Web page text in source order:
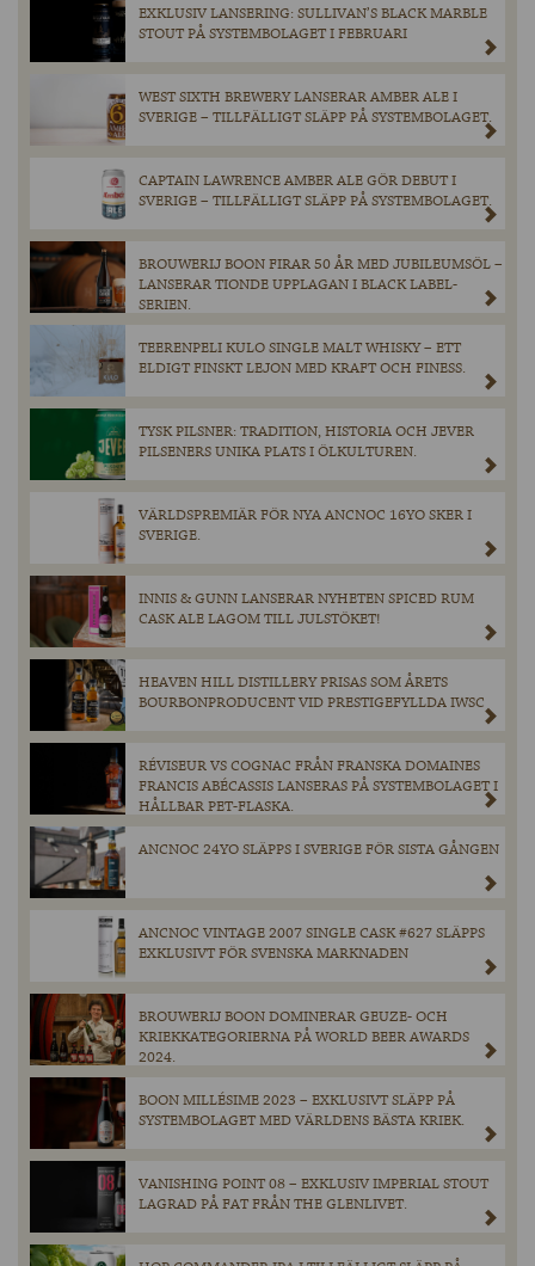
EXKLUSIV LANSERING: SULLIVAN’S BLACK MARBLE
STOUT PÅ SYSTEMBOLAGET I FEBRUARI
WEST SIXTH BREWERY LANSERAR AMBER ALE I
SVERIGE – TILLFÄLLIGT SLÄPP PÅ SYSTEMBOLAGET.
CAPTAIN LAWRENCE AMBER ALE GÖR DEBUT I
SVERIGE – TILLFÄLLIGT SLÄPP PÅ SYSTEMBOLAGET.
BROUWERIJ BOON FIRAR 50 ÅR MED JUBILEUMSÖL –
LANSERAR TIONDE UPPLAGAN I BLACK LABEL-
SERIEN.
TEERENPELI KULO SINGLE MALT WHISKY – ETT
ELDIGT FINSKT LEJON MED KRAFT OCH FINESS.
TYSK PILSNER: TRADITION, HISTORIA OCH JEVER
PILSENERS UNIKA PLATS I ÖLKULTUREN.
VÄRLDSPREMIÄR FÖR NYA ANCNOC 16YO SKER I
SVERIGE.
INNIS & GUNN LANSERAR NYHETEN SPICED RUM
CASK ALE LAGOM TILL JULSTÖKET!
HEAVEN HILL DISTILLERY PRISAS SOM ÅRETS
BOURBONPRODUCENT VID PRESTIGEFYLLDA IWSC
RÉVISEUR VS COGNAC FRÅN FRANSKA DOMAINES
FRANCIS ABÉCASSIS LANSERAS PÅ SYSTEMBOLAGET I
HÅLLBAR PET-FLASKA.
ANCNOC 24YO SLÄPPS I SVERIGE FÖR SISTA GÅNGEN
ANCNOC VINTAGE 2007 SINGLE CASK #627 SLÄPPS
EXKLUSIVT FÖR SVENSKA MARKNADEN
BROUWERIJ BOON DOMINERAR GEUZE- OCH
KRIEKKATEGORIERNA PÅ WORLD BEER AWARDS
2024.
BOON MILLÉSIME 2023 – EXKLUSIVT SLÄPP PÅ
SYSTEMBOLAGET MED VÄRLDENS BÄSTA KRIEK.
VANISHING POINT 08 – EXKLUSIV IMPERIAL STOUT
LAGRAD PÅ FAT FRÅN THE GLENLIVET.